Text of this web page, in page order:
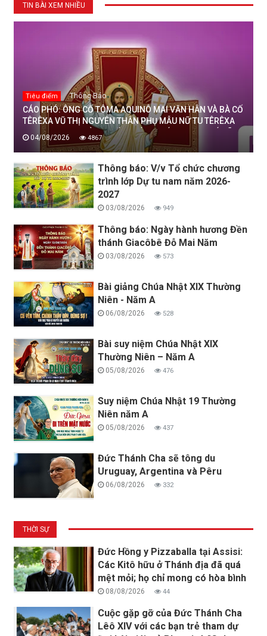
TIN BÀI XEM NHIỀU
Tiêu điểm Thông Báo
CÁO PHÓ: ÔNG CỐ TÔMA AQUINÔ MAI VĂN HÂN VÀ BÀ CỐ
TÊRÊXA VŨ THỊ NGUYÊN THÂN PHỤ MẪU NỮ TU TÊRÊXA
MAI THỊ THỊNH, DÒNG MẾN THÁNH GIÁ THANH HOÁ ĐÃ
AN NGHỈ TRONG CHÚA, NGÀY 04/08/2026
04/08/2026 4867
Thông báo: V/v Tổ chức chương
trình lớp Dự tu nam năm 2026-
2027
03/08/2026 949
Thông báo: Ngày hành hương Đền
thánh Giacôbê Đỗ Mai Năm
03/08/2026 573
Bài giảng Chúa Nhật XIX Thường
Niên - Năm A
06/08/2026 528
Bài suy niệm Chúa Nhật XIX
Thường Niên – Năm A
05/08/2026 476
Suy niệm Chúa Nhật 19 Thường
Niên năm A
05/08/2026 437
Đức Thánh Cha sẽ tông du
Uruguay, Argentina và Pêru
06/08/2026 332
THỜI SỰ
Đức Hồng y Pizzaballa tại Assisi:
Các Kitô hữu ở Thánh địa đã quá
mệt mỏi; họ chỉ mong có hòa bình
08/08/2026 44
Cuộc gặp gỡ của Đức Thánh Cha
Lêô XIV với các bạn trẻ tham dự